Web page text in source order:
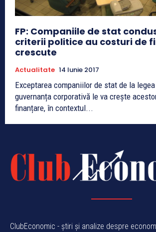
FP: Companiile de stat
criterii politice au costuri de
crescute
Actualitate 14 Iunie 2017
Exceptarea companiilor de stat de la
guvernanța corporativă le va crește
finanțare, în contextul...
ClubEconomic - știri și analize despre